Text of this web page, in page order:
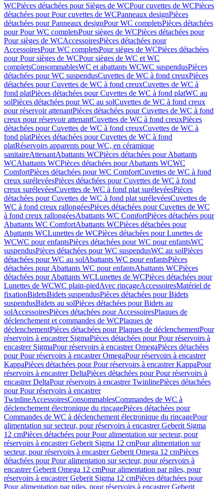
WCPièces détachées pour Sièges de WCPour cuvettes de WCPièces
détachées pour Pour cuvettes de WCPanneaux designPièces
détachées pour Panneaux designPour WC completsPièces détachées
pour Pour WC completsPour sièges de WCPièces détachées pour
Pour sièges de WCAccessoiresPièces détachées pour
AccessoiresPour WC completsPour sièges de WCPièces détachées
pour Pour sièges de WCPour sièges de WC et WC
completsConsommablesWC et abattants WCWC suspendusPièces
détachées pour WC suspendusCuvettes de WC à fond creuxPièces
détachées pour Cuvettes de WC à fond creuxCuvettes de WC à
fond platPièces détachées pour Cuvettes de WC à fond platWC au
solPièces détachées pour WC au solCuvettes de WC à fond creux
pour réservoir attenantPièces détachées pour Cuvettes de WC à fond
creux pour réservoir attenantCuvettes de WC à fond creuxPièces
détachées pour Cuvettes de WC à fond creuxCuvettes de WC à
fond platPièces détachées pour Cuvettes de WC à fond
platRéservoirs apparents pour WC, en céramique
sanitaireAttenantAbattants WCPièces détachées pour Abattants
WCAbattants WCPièces détachées pour Abattants WCWC
ComfortPièces détachées pour WC ComfortCuvettes de WC à fond
creux surélevéesPièces détachées pour Cuvettes de WC à fond
creux surélevéesCuvettes de WC à fond plat surélevéesPièces
détachées pour Cuvettes de WC à fond plat surélevéesCuvettes de
WC à fond creux rallongéesPièces détachées pour Cuvettes de WC
à fond creux rallongéesAbattants WC ComfortPièces détachées pour
Abattants WC ComfortAbattants WCPièces détachées pour
Abattants WCLunettes de WCPièces détachées pour Lunettes de
WCWC pour enfantsPièces détachées pour WC pour enfantsWC
suspendusPièces détachées pour WC suspendusWC au solPièces
détachées pour WC au solAbattants WC pour enfantsPièces
détachées pour Abattants WC pour enfantsAbattants WCPièces
détachées pour Abattants WCLunettes de WCPièces détachées pour
Lunettes de WCWC plain-piedAvec rinçageAccessoiresMatériel de
fixationBidetsBidets suspendusPièces détachées pour Bidets
suspendusBidets au solPièces détachées pour Bidets au
solAccessoiresPièces détachées pour AccessoiresPlaques de
déclenchement et commandes de WCPlaques de
déclenchementPièces détachées pour Plaques de déclenchementPour
réservoirs à encastrer SigmaPièces détachées pour Pour réservoirs à
encastrer SigmaPour réservoirs à encastrer OmegaPièces détachées
pour Pour réservoirs à encastrer OmegaPour réservoirs à encastrer
KappaPièces détachées pour Pour réservoirs à encastrer KappaPour
réservoirs à encastrer DeltaPièces détachées pour Pour réservoirs à
encastrer DeltaPour réservoirs à encastrer TwinlinePièces détachées
pour Pour réservoirs à encastrer
TwinlineAccessoiresConsommablesCommandes de WC à
déclenchement électronique du rinçagePièces détachées pour
Commandes de WC à déclenchement électronique du rinçagePour
alimentation sur secteur, pour réservoirs à encastrer Geberit Sigma
12 cmPièces détachées pour Pour alimentation sur secteur, pour
réservoirs à encastrer Geberit Sigma 12 cmPour alimentation sur
secteur, pour réservoirs à encastrer Geberit Omega 12 cmPièces
détachées pour Pour alimentation sur secteur, pour réservoirs à
encastrer Geberit Omega 12 cmPour alimentation par piles, pour
réservoirs à encastrer Geberit Sigma 12 cmPièces détachées pour
Pour alimentation par piles, pour réservoirs à encastrer Geberit